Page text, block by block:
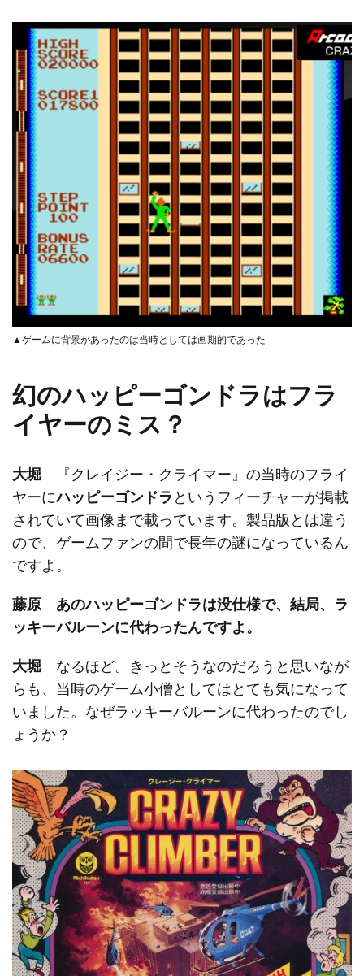
▲ゲームに背景があったのは当時としては画期的であった
幻のハッピーゴンドラはフラ
イヤーのミス？
大堀 『クレイジー・クライマー』の当時のフライ
ヤーにハッピーゴンドラ というフィーチャーが掲載
されていて画像まで載っています。製品版とは違う
ので、ゲームファンの間で長年の謎になっているん
ですよ。
藤原
あのハッピーゴンドラは没仕様で、結局、ラ
ッキーバルーンに代わったんですよ。
大堀 なるほど。きっとそうなのだろうと思いなが
らも、当時のゲーム小僧としてはとても気になって
いました。なぜラッキーバルーンに代わったのでし
ょうか？